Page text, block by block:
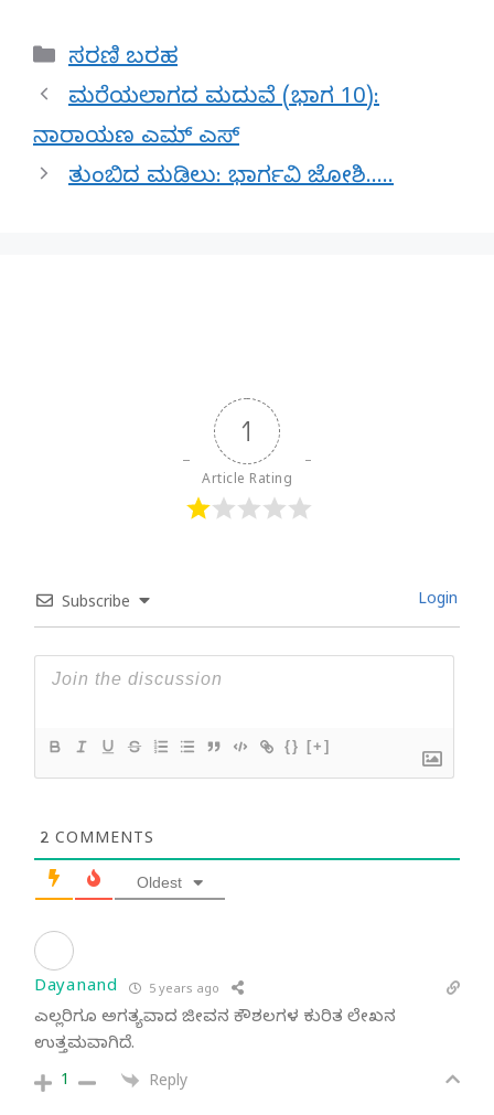
Categories
ಸರಣಿ ಬರಹ
ಮರೆಯಲಾಗದ ಮದುವೆ (ಭಾಗ 10):
ನಾರಾಯಣ ಎಮ್ ಎಸ್
ತುಂಬಿದ ಮಡಿಲು: ಭಾರ್ಗವಿ ಜೋಶಿ…..
1
Article Rating
Subscribe Login
{} [+]
2 COMMENTS
Oldest
Dayanand 5 years ago
ಎಲ್ಲರಿಗೂ ಅಗತ್ಯವಾದ ಜೀವನ ಕೌಶಲಗಳ ಕುರಿತ ಲೇಖನ
ಉತ್ತಮವಾಗಿದೆ.
1 Reply